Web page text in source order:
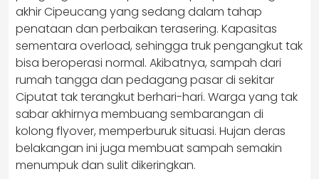
akhir Cipeucang yang sedang dalam tahap
penataan dan perbaikan terasering. Kapasitas
sementara overload, sehingga truk pengangkut tak
bisa beroperasi normal. Akibatnya, sampah dari
rumah tangga dan pedagang pasar di sekitar
Ciputat tak terangkut berhari-hari. Warga yang tak
sabar akhirnya membuang sembarangan di
kolong flyover, memperburuk situasi. Hujan deras
belakangan ini juga membuat sampah semakin
menumpuk dan sulit dikeringkan.